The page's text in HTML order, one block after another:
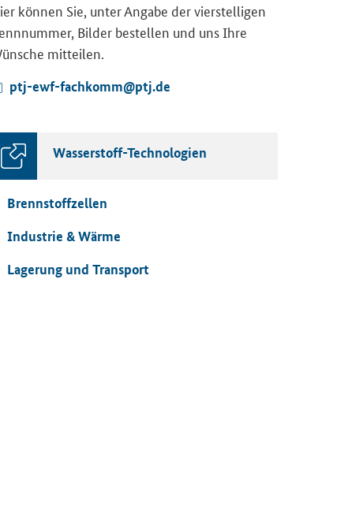
kön­nen Sie, unter An­ga­be der vier­stel­li­gen
Bil­der be­stel­len und uns Ihre
mit­tei­len.
ptj-​ewf-fachkomm@ptj.de
Wasserstoff-​Technologien
Brenn­stoff­zel­len
In­dus­trie & Wärme
La­ge­rung und Trans­port